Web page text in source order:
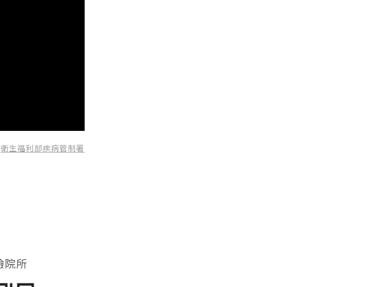
衛生福利部疾病管制署